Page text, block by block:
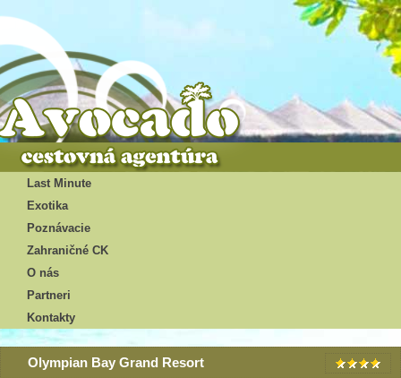
Last Minute
Exotika
Poznávacie
Zahraničné CK
O nás
Partneri
Kontakty
Olympian Bay Grand Resort